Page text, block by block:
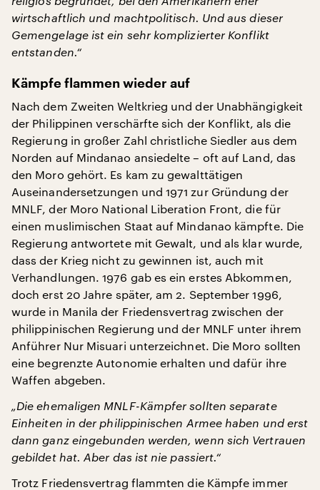
wirtschaftlich und machtpolitisch. Und aus dieser
Gemengelage ist ein sehr komplizierter Konflikt
entstanden.“
Kämpfe flammen wieder auf
Nach dem Zweiten Weltkrieg und der Unabhängigkeit
der Philippinen verschärfte sich der Konflikt, als die
Regierung in großer Zahl christliche Siedler aus dem
Norden auf Mindanao ansiedelte – oft auf Land, das
den Moro gehört. Es kam zu gewalttätigen
Auseinandersetzungen und 1971 zur Gründung der
MNLF, der Moro National Liberation Front, die für
einen muslimischen Staat auf Mindanao kämpfte. Die
Regierung antwortete mit Gewalt, und als klar wurde,
dass der Krieg nicht zu gewinnen ist, auch mit
Verhandlungen. 1976 gab es ein erstes Abkommen,
doch erst 20 Jahre später, am 2. September 1996,
wurde in Manila der Friedensvertrag zwischen der
philippinischen Regierung und der MNLF unter ihrem
Anführer Nur Misuari unterzeichnet. Die Moro sollten
eine begrenzte Autonomie erhalten und dafür ihre
Waffen abgeben.
„Die ehemaligen MNLF-Kämpfer sollten separate
Einheiten in der philippinischen Armee haben und erst
dann ganz eingebunden werden, wenn sich Vertrauen
gebildet hat. Aber das ist nie passiert.“
Trotz Friedensvertrag flammten die Kämpfe immer